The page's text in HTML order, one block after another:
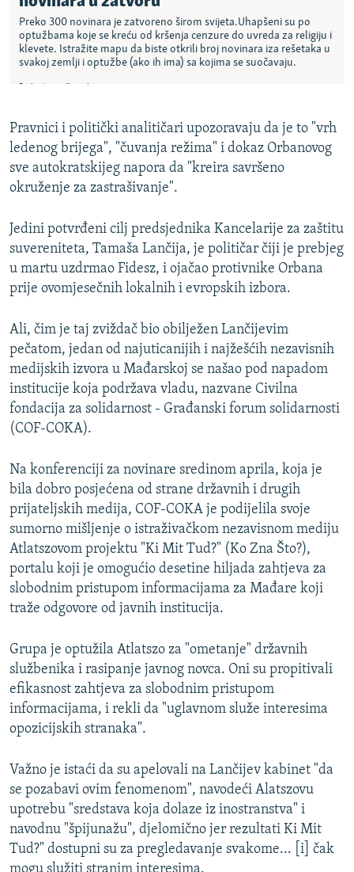
Pravnici i politički analitičari upozoravaju da je to "vrh
ledenog brijega", "čuvanja režima" i dokaz Orbanovog
sve autokratskijeg napora da "kreira savršeno
okruženje za zastrašivanje".
Jedini potvrđeni cilj predsjednika Kancelarije za zaštitu
suvereniteta, Tamaša Lančija, je političar čiji je prebjeg
u martu uzdrmao Fidesz, i ojačao protivnike Orbana
prije ovomjesečnih lokalnih i evropskih izbora.
Ali, čim je taj zviždač bio obilježen Lančijevim
pečatom, jedan od najuticanijih i najžešćih nezavisnih
medijskih izvora u Mađarskoj se našao pod napadom
institucije koja podržava vladu, nazvane Civilna
fondacija za solidarnost - Građanski forum solidarnosti
(COF-COKA).
Na konferenciji za novinare sredinom aprila, koja je
bila dobro posjećena od strane državnih i drugih
prijateljskih medija, COF-COKA je podijelila svoje
sumorno mišljenje o istraživačkom nezavisnom mediju
Atlatszovom projektu "Ki Mit Tud?" (Ko Zna Što?),
portalu koji je omogućio desetine hiljada zahtjeva za
slobodnim pristupom informacijama za Mađare koji
traže odgovore od javnih institucija.
Grupa je optužila Atlatszo za "ometanje" državnih
službenika i rasipanje javnog novca. Oni su propitivali
efikasnost zahtjeva za slobodnim pristupom
informacijama, i rekli da "uglavnom služe interesima
opozicijskih stranaka".
Važno je istaći da su apelovali na Lančijev kabinet "da
se pozabavi ovim fenomenom", navodeći Alatszovu
upotrebu "sredstava koja dolaze iz inostranstva" i
navodnu "špijunažu", djelomično jer rezultati Ki Mit
Tud?" dostupni su za pregledavanje svakome... [i] čak